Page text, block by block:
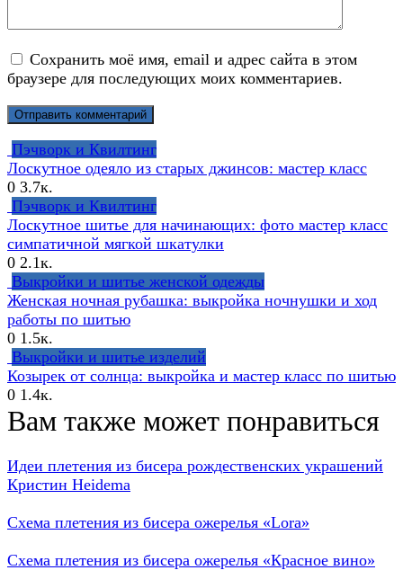
Сохранить моё имя, email и адрес сайта в этом
браузере для последующих моих комментариев.
Пэчворк и Квилтинг
Лоскутное одеяло из старых джинсов: мастер класс
0 3.7к.
Пэчворк и Квилтинг
Лоскутное шитье для начинающих: фото мастер класс
симпатичной мягкой шкатулки
0 2.1к.
Выкройки и шитье женской одежды
Женская ночная рубашка: выкройка ночнушки и ход
работы по шитью
0 1.5к.
Выкройки и шитье изделий
Козырек от солнца: выкройка и мастер класс по шитью
0 1.4к.
Вам также может понравиться
Идеи плетения из бисера рождественских украшений
Кристин Heidema
Схема плетения из бисера ожерелья «Lora»
Схема плетения из бисера ожерелья «Красное вино»